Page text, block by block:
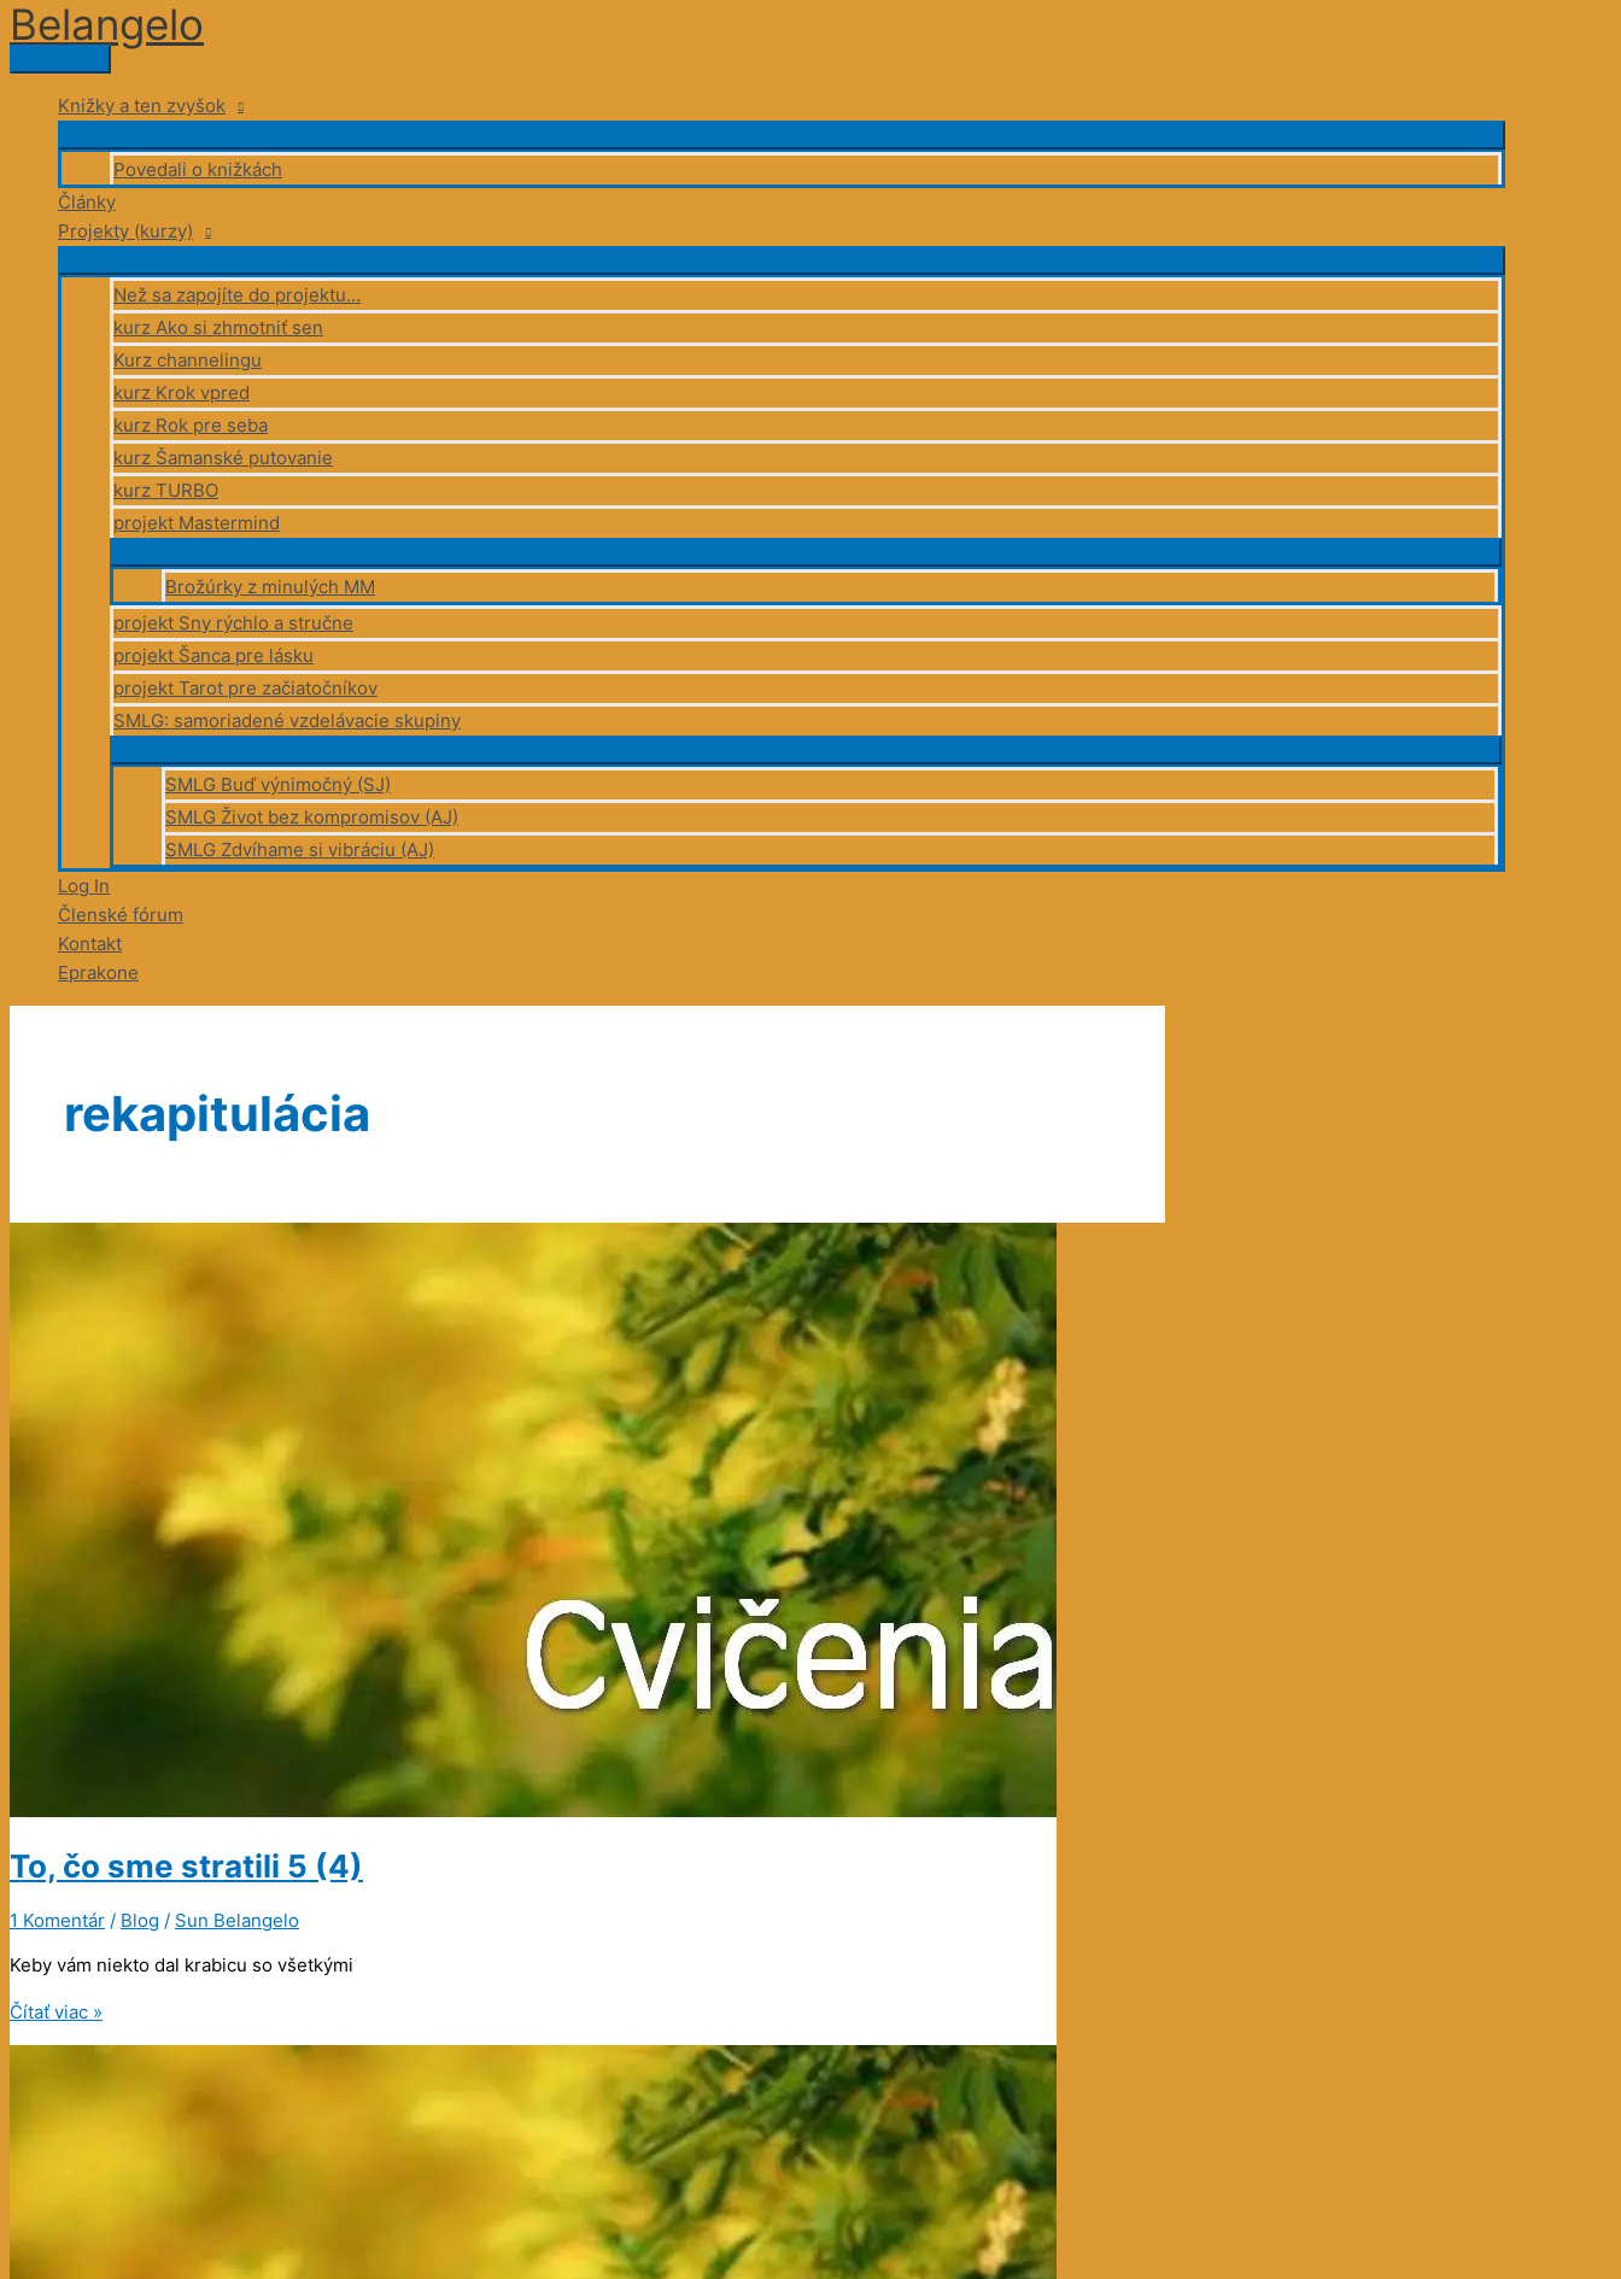
Preskočiť
na
obsah
Belangelo
Hlavné
Menu
Knižky a ten zvyšok
Povedali o knižkách
Články
Projekty (kurzy)
Než sa zapojíte do projektu…
kurz Ako si zhmotniť sen
Kurz channelingu
kurz Krok vpred
kurz Rok pre seba
kurz Šamanské putovanie
kurz TURBO
projekt Mastermind
Brožúrky z minulých MM
projekt Sny rýchlo a stručne
projekt Šanca pre lásku
projekt Tarot pre začiatočníkov
SMLG: samoriadené vzdelávacie skupiny
SMLG Buď výnimočný (SJ)
SMLG Život bez kompromisov (AJ)
SMLG Zdvíhame si vibráciu (AJ)
Log In
Členské fórum
Kontakt
Eprakone
rekapitulácia
To, čo sme stratili 5 (4)
1 Komentár / Blog / Sun Belangelo
Keby vám niekto dal krabicu so všetkými
To,
Čítať viac »